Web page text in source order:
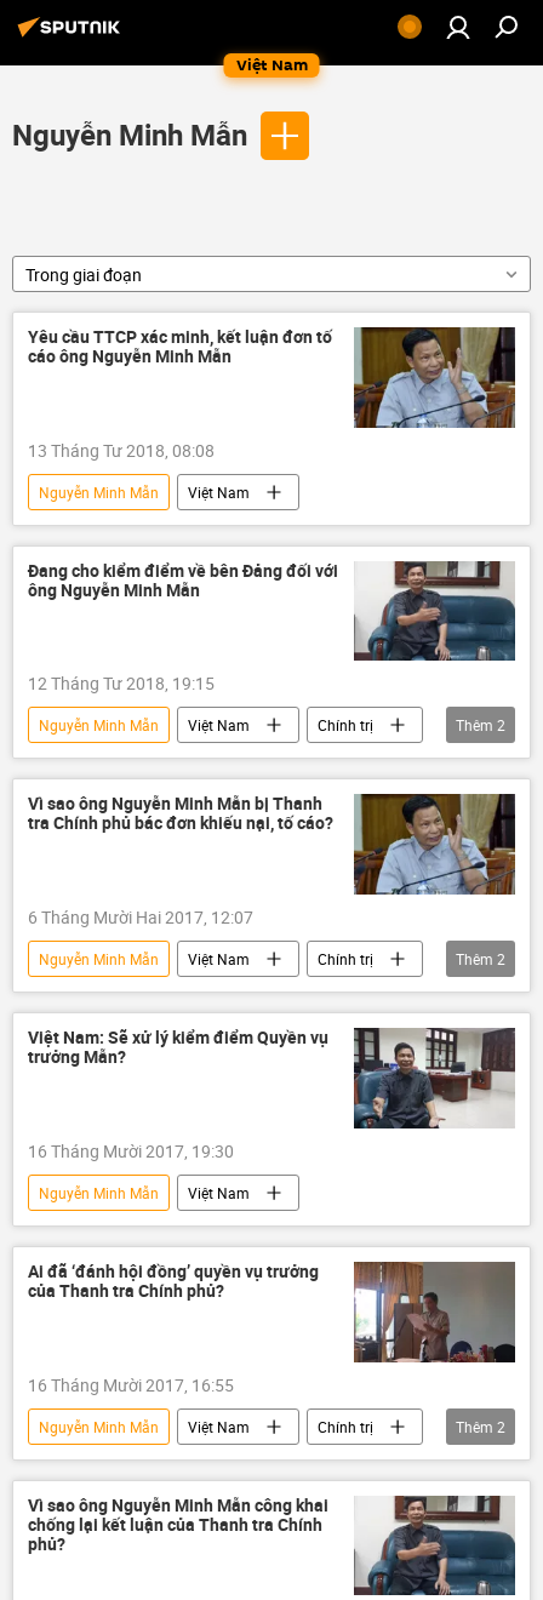
Việt Nam
Nguyễn Minh Mẫn
Trong giai đoạn
Yêu cầu TTCP xác minh, kết luận đơn tố
cáo ông Nguyễn Minh Mẫn
13 Tháng Tư 2018, 08:08
Nguyễn Minh Mẫn Việt Nam
Đang cho kiểm điểm về bên Đảng đối với
ông Nguyễn Minh Mẫn
12 Tháng Tư 2018, 19:15
Nguyễn Minh Mẫn Việt Nam
Chính trị
Thanh tra Chính phủ
kỷ luật
Thêm 2
Vì sao ông Nguyễn Minh Mẫn bị Thanh
tra Chính phủ bác đơn khiếu nại, tố cáo?
6 Tháng Mười Hai 2017, 12:07
Nguyễn Minh Mẫn Việt Nam
Chính trị
Thanh tra Chính phủ
đánh hội đồng
Thêm 2
Việt Nam: Sẽ xử lý kiểm điểm Quyền vụ
trưởng Mẫn?
16 Tháng Mười 2017, 19:30
Nguyễn Minh Mẫn Việt Nam
Ai đã ‘đánh hội đồng’ quyền vụ trưởng
của Thanh tra Chính phủ?
16 Tháng Mười 2017, 16:55
Nguyễn Minh Mẫn Việt Nam
Chính trị
Thanh tra Chính phủ
đánh hội đồng
Thêm 2
Vì sao ông Nguyễn Minh Mẫn công khai
chống lại kết luận của Thanh tra Chính
phủ?